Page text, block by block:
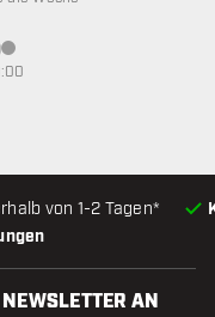
von 1-2 Tagen*
Kundenservice nicht
AN